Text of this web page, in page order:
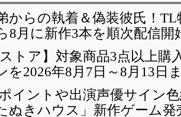
からの執着＆偽装彼氏！
8月に新作3本を順次配信開
ストア】対象商品3点以上購
を2026年8月7日～8月13日
イントや出演声優サイン
ぬきハウス」新作ゲーム